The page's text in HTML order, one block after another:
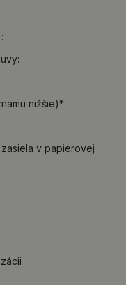
nižšie)*:
v papierovej